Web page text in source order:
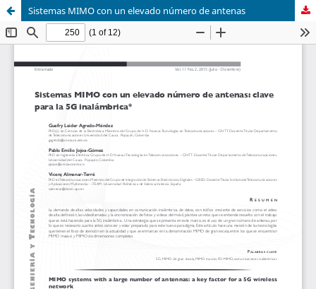
Sistemas MIMO con un elevado número de antenas